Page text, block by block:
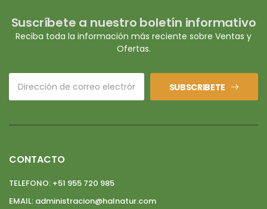
Suscríbete a nuestro boletín informativo
Reciba toda la información más reciente sobre Ventas y
Ofertas.
SUBSCRIBETE
CONTACTO
TELEFONO: +51 955 720 985
EMAIL: administracion@halnatur.com